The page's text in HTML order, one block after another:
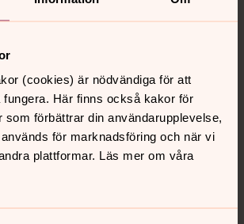
(cookies) är nödvändiga för att
fungera. Här finns också kakor för
som förbättrar din användarupplevelse,
för marknadsföring och när vi
plattformar. Läs mer om våra